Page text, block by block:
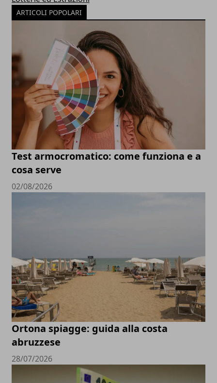
ARTICOLI POPOLARI
Test armocromatico: come funziona e a
cosa serve
02/08/2026
Ortona spiagge: guida alla costa
abruzzese
28/07/2026